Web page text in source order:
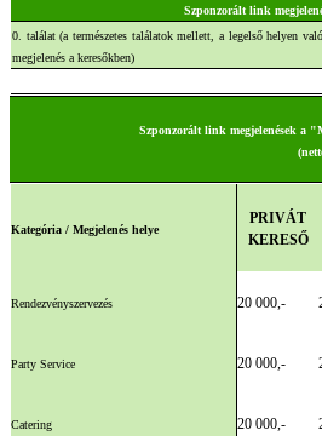
Szponzorált link
0. találat (a természetes találatok mellett, a legelső helyen való
megjelenés a keresőkben)
Szponzorált link megjelenések a
(
Kategória / Megjelenés helye
PRIVÁT
KERESŐ
Rendezvényszervezés 20 000,-
Party Service 20 000,-
Catering 20 000,-